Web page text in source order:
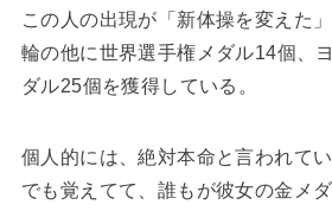
この人の出現が「新体操を変えた
輪の他に世界選手権メダル14個、
ダル25個を獲得している。
個人的には、絶対本命と言われて
でも覚えてて、誰もが彼女の金メ